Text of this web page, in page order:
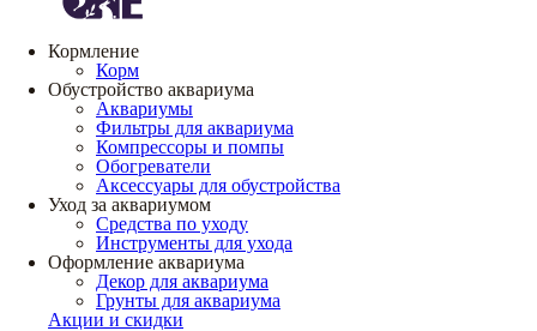
Кормление
Корм
Обустройство аквариума
Аквариумы
Фильтры для аквариума
Компрессоры и помпы
Обогреватели
Аксессуары для обустройства
Уход за аквариумом
Средства по уходу
Инструменты для ухода
Оформление аквариума
Декор для аквариума
Грунты для аквариума
Акции и скидки